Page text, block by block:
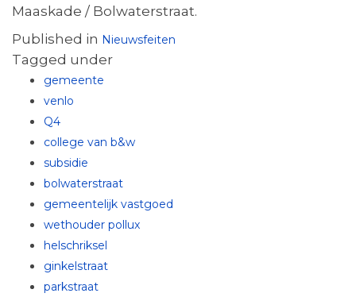
Maaskade / Bolwaterstraat.
Published in Nieuwsfeiten
Tagged under
gemeente
venlo
Q4
college van b&w
subsidie
bolwaterstraat
gemeentelijk vastgoed
wethouder pollux
helschriksel
ginkelstraat
parkstraat